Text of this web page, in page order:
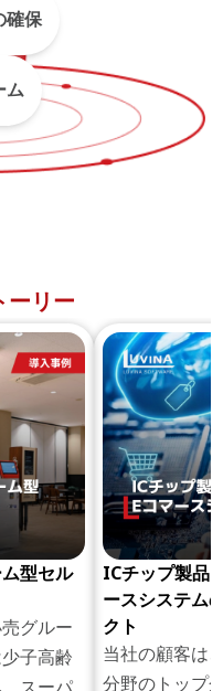
確保
ム
ーリー
型セル
グルー
子高齢
ICチップ製品
ースシステム
クト
当社の顧客は
分野のトップ